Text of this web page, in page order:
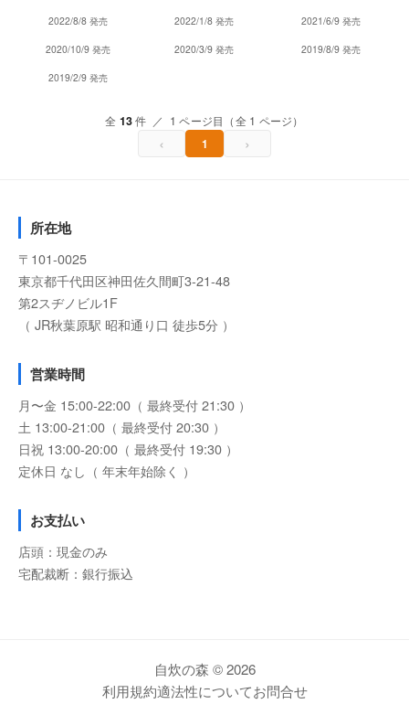
2022/8/8 発売 2022/1/8 発売 2021/6/9 発売
2020/10/9 発売 2020/3/9 発売 2019/8/9 発売
2019/2/9 発売
全 13件 ／ 1 ページ目（全 1 ページ）
‹ 1 ›
所在地
〒101-0025
東京都千代田区神田佐久間町3-21-48
第2スヂノビル1F
（ JR秋葉原駅 昭和通り口 徒歩5分 ）
営業時間
月〜金 15:00-22:00（ 最終受付 21:30 ）
土 13:00-21:00（ 最終受付 20:30 ）
日祝 13:00-20:00（ 最終受付 19:30 ）
定休日 なし（ 年末年始除く ）
お支払い
店頭：現金のみ
宅配裁断：銀行振込
自炊の森 © 2026
利用規約適法性についてお問合せ